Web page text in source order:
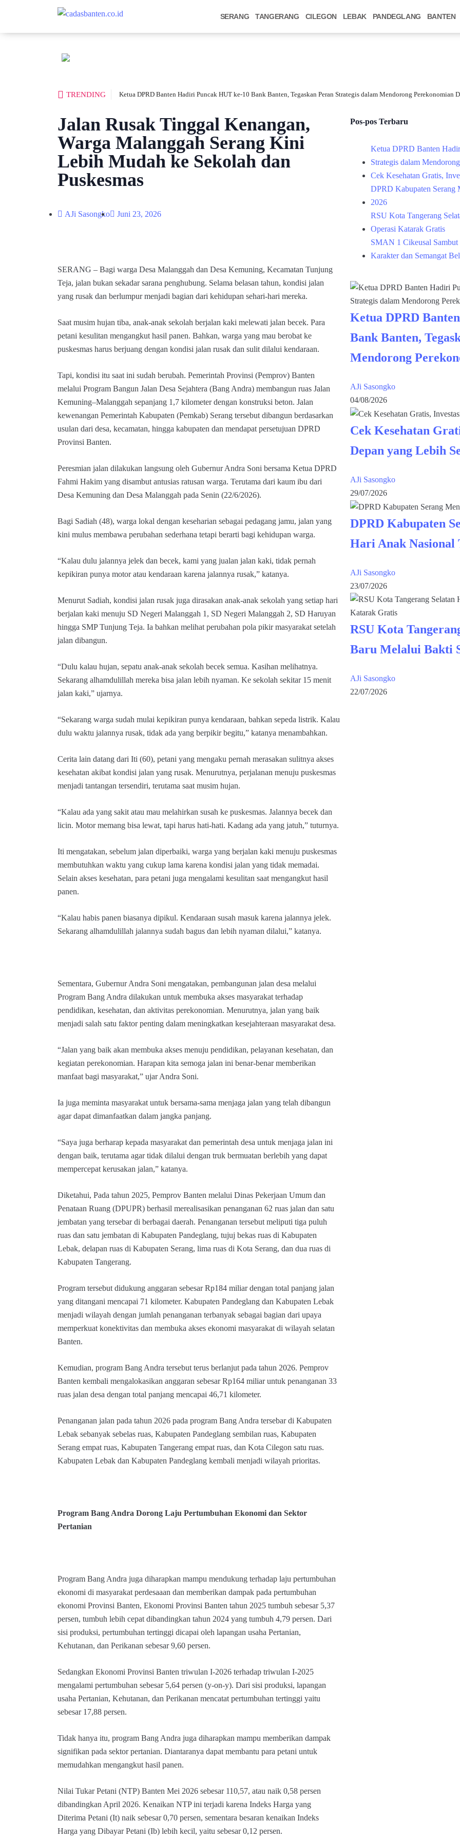
SERANG TANGERANG CILEGON LEBAK PANDEGLANG BANTEN
TRENDING Ketua DPRD Banten Hadiri Puncak HUT ke-10 Bank Banten, Tegaskan Peran Strategis dalam Mendorong Perekonomian
Jalan Rusak Tinggal Kenangan,
Warga Malanggah Serang Kini
Lebih Mudah ke Sekolah dan
Puskesmas
AJi Sasongko Juni 23, 2026
SERANG – Bagi warga Desa Malanggah dan Desa Kemuning, Kecamatan Tunjung
Teja, jalan bukan sekadar sarana penghubung. Selama belasan tahun, kondisi jalan
yang rusak dan berlumpur menjadi bagian dari kehidupan sehari-hari mereka.
Saat musim hujan tiba, anak-anak sekolah berjalan kaki melewati jalan becek. Para
petani kesulitan mengangkut hasil panen. Bahkan, warga yang mau berobat ke
puskesmas harus berjuang dengan kondisi jalan rusak dan sulit dilalui kendaraan.
Tapi, kondisi itu saat ini sudah berubah. Pemerintah Provinsi (Pemprov) Banten
melalui Program Bangun Jalan Desa Sejahtera (Bang Andra) membangun ruas Jalan
Kemuning–Malanggah sepanjang 1,7 kilometer dengan konstruksi beton. Jalan
kewenangan Pemerintah Kabupaten (Pemkab) Serang tersebut dibangun berdasarkan
usulan dari desa, kecamatan, hingga kabupaten dan mendapat persetujuan DPRD
Provinsi Banten.
Peresmian jalan dilakukan langsung oleh Gubernur Andra Soni bersama Ketua DPRD
Fahmi Hakim yang disambut antusias ratusan warga. Terutama dari kaum ibu dari
Desa Kemuning dan Desa Malanggah pada Senin (22/6/2026).
Bagi Sadiah (48), warga lokal dengan keseharian sebagai pedagang jamu, jalan yang
kini mulus membawa perubahan sederhana tetapi berarti bagi kehidupan warga.
“Kalau dulu jalannya jelek dan becek, kami yang jualan jalan kaki, tidak pernah
kepikiran punya motor atau kendaraan karena jalannya rusak,” katanya.
Menurut Sadiah, kondisi jalan rusak juga dirasakan anak-anak sekolah yang setiap hari
berjalan kaki menuju SD Negeri Malanggah 1, SD Negeri Malanggah 2, SD Haruyan
hingga SMP Tunjung Teja. Ia bahkan melihat perubahan pola pikir masyarakat setelah
jalan dibangun.
“Dulu kalau hujan, sepatu anak-anak sekolah becek semua. Kasihan melihatnya.
Sekarang alhamdulillah mereka bisa jalan lebih nyaman. Ke sekolah sekitar 15 menit
jalan kaki,” ujarnya.
“Sekarang warga sudah mulai kepikiran punya kendaraan, bahkan sepeda listrik. Kalau
dulu waktu jalannya rusak, tidak ada yang berpikir begitu,” katanya menambahkan.
Cerita lain datang dari Iti (60), petani yang mengaku pernah merasakan sulitnya akses
kesehatan akibat kondisi jalan yang rusak. Menurutnya, perjalanan menuju puskesmas
menjadi tantangan tersendiri, terutama saat musim hujan.
“Kalau ada yang sakit atau mau melahirkan susah ke puskesmas. Jalannya becek dan
licin. Motor memang bisa lewat, tapi harus hati-hati. Kadang ada yang jatuh,” tuturnya.
Iti mengatakan, sebelum jalan diperbaiki, warga yang berjalan kaki menuju puskesmas
membutuhkan waktu yang cukup lama karena kondisi jalan yang tidak memadai.
Selain akses kesehatan, para petani juga mengalami kesulitan saat mengangkut hasil
panen.
“Kalau habis panen biasanya dipikul. Kendaraan susah masuk karena jalannya jelek.
Sekarang alhamdulillah jalannya sudah bagus dan lebih nyaman dilalui,” katanya.
Sementara, Gubernur Andra Soni mengatakan, pembangunan jalan desa melalui
Program Bang Andra dilakukan untuk membuka akses masyarakat terhadap
pendidikan, kesehatan, dan aktivitas perekonomian. Menurutnya, jalan yang baik
menjadi salah satu faktor penting dalam meningkatkan kesejahteraan masyarakat desa.
“Jalan yang baik akan membuka akses menuju pendidikan, pelayanan kesehatan, dan
kegiatan perekonomian. Harapan kita semoga jalan ini benar-benar memberikan
manfaat bagi masyarakat,” ujar Andra Soni.
Ia juga meminta masyarakat untuk bersama-sama menjaga jalan yang telah dibangun
agar dapat dimanfaatkan dalam jangka panjang.
“Saya juga berharap kepada masyarakat dan pemerintah desa untuk menjaga jalan ini
dengan baik, terutama agar tidak dilalui dengan truk bermuatan berlebih yang dapat
mempercepat kerusakan jalan,” katanya.
Diketahui, Pada tahun 2025, Pemprov Banten melalui Dinas Pekerjaan Umum dan
Penataan Ruang (DPUPR) berhasil merealisasikan penanganan 62 ruas jalan dan satu
jembatan yang tersebar di berbagai daerah. Penanganan tersebut meliputi tiga puluh
ruas dan satu jembatan di Kabupaten Pandeglang, tujuj bekas ruas di Kabupaten
Lebak, delapan ruas di Kabupaten Serang, lima ruas di Kota Serang, dan dua ruas di
Kabupaten Tangerang.
Program tersebut didukung anggaran sebesar Rp184 miliar dengan total panjang jalan
yang ditangani mencapai 71 kilometer. Kabupaten Pandeglang dan Kabupaten Lebak
menjadi wilayah dengan jumlah penanganan terbanyak sebagai bagian dari upaya
memperkuat konektivitas dan membuka akses ekonomi masyarakat di wilayah selatan
Banten.
Kemudian, program Bang Andra tersebut terus berlanjut pada tahun 2026. Pemprov
Banten kembali mengalokasikan anggaran sebesar Rp164 miliar untuk penanganan 33
ruas jalan desa dengan total panjang mencapai 46,71 kilometer.
Penanganan jalan pada tahun 2026 pada program Bang Andra tersebar di Kabupaten
Lebak sebanyak sebelas ruas, Kabupaten Pandeglang sembilan ruas, Kabupaten
Serang empat ruas, Kabupaten Tangerang empat ruas, dan Kota Cilegon satu ruas.
Kabupaten Lebak dan Kabupaten Pandeglang kembali menjadi wilayah prioritas.
Program Bang Andra Dorong Laju Pertumbuhan Ekonomi dan Sektor
Pertanian
Program Bang Andra juga diharapkan mampu mendukung terhadap laju pertumbuhan
ekonomi di masyarakat perdesaaan dan memberikan dampak pada pertumbuhan
ekonomi Provinsi Banten, Ekonomi Provinsi Banten tahun 2025 tumbuh sebesar 5,37
persen, tumbuh lebih cepat dibandingkan tahun 2024 yang tumbuh 4,79 persen. Dari
sisi produksi, pertumbuhan tertinggi dicapai oleh lapangan usaha Pertanian,
Kehutanan, dan Perikanan sebesar 9,60 persen.
Sedangkan Ekonomi Provinsi Banten triwulan I-2026 terhadap triwulan I-2025
mengalami pertumbuhan sebesar 5,64 persen (y-on-y). Dari sisi produksi, lapangan
usaha Pertanian, Kehutanan, dan Perikanan mencatat pertumbuhan tertinggi yaitu
sebesar 17,88 persen.
Tidak hanya itu, program Bang Andra juga diharapkan mampu memberikan dampak
signifikan pada sektor pertanian. Diantaranya dapat membantu para petani untuk
memudahkan mengangkut hasil panen.
Nilai Tukar Petani (NTP) Banten Mei 2026 sebesar 110,57, atau naik 0,58 persen
dibandingkan April 2026. Kenaikan NTP ini terjadi karena Indeks Harga yang
Diterima Petani (It) naik sebesar 0,70 persen, sementara besaran kenaikan Indeks
Harga yang Dibayar Petani (Ib) lebih kecil, yaitu sebesar 0,12 persen.
Pos-pos Terbaru
Ketua DPRD Banten
Strategis dalam
Cek Kesehatan Gratis,
DPRD Kabupaten Serang
2026
RSU Kota Tangerang
Operasi Katarak Gratis
SMAN 1 Cikeusal
Karakter dan Semangat
Ketua DPRD
Bank Banten,
Mendorong
AJi Sasongko
04/08/2026
Cek Kesehatan
Depan yang Lebih
AJi Sasongko
29/07/2026
DPRD Kabupaten
Hari Anak Nasional
AJi Sasongko
23/07/2026
RSU Kota
Baru Melalui Bakti
AJi Sasongko
22/07/2026